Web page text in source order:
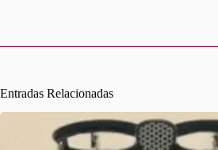
Entradas Relacionadas